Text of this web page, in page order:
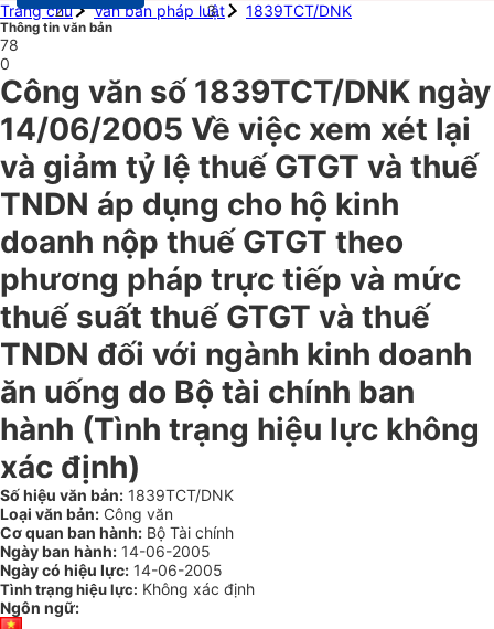
Trang chủ
Văn bản pháp luật 1839TCT/DNK
Thông tin văn bản
78
0
Công văn số 1839TCT/DNK ngày
14/06/2005 Về việc xem xét lại
và giảm tỷ lệ thuế GTGT và thuế
TNDN áp dụng cho hộ kinh
doanh nộp thuế GTGT theo
phương pháp trực tiếp và mức
thuế suất thuế GTGT và thuế
TNDN đối với ngành kinh doanh
ăn uống do Bộ tài chính ban
hành (Tình trạng hiệu lực không
xác định)
Số hiệu văn bản: 1839TCT/DNK
Loại văn bản: Công văn
Cơ quan ban hành: Bộ Tài chính
Ngày ban hành: 14-06-2005
Ngày có hiệu lực: 14-06-2005
Tình trạng hiệu lực: Không xác định
Ngôn ngữ: